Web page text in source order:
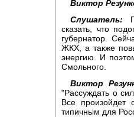
Виктор
Слушатель:
сказать, что
губернатор.
ЖКХ, а также
энергию. И
Смольного.
Виктор
"Рассуждать о
Все произойдет
типичным для